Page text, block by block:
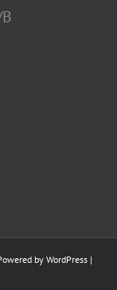
by WordPress|